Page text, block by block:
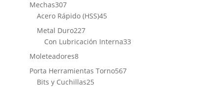
Mechas307307
productos
Acero Rápido (HSS)4545
Metal Duro227227
productos
Con Lubricación Interna3333
Moleteadores88
productos
Porta Herramientas Torno567567
Bits y Cuchillas2525